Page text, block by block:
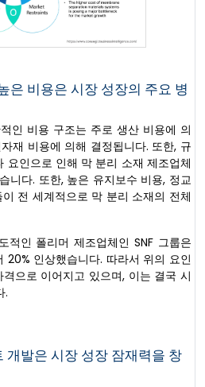
은 비용은 시장 성장의 주요 병
인 비용 구조는 주로 생산 비용에 의
재 비용에 의해 결정됩니다. 또한, 규
요인으로 인해 막 분리 소재 제조업체
니다. 또한, 높은 유지보수 비용, 정교
전 세계적으로 막 분리 소재의 전체
인 폴리머 제조업체인 SNF 그룹은
20% 인상했습니다. 따라서 위의 요인
으로 이어지고 있으며, 이는 결국 시
.
개발은 시장 성장 잠재력을 창